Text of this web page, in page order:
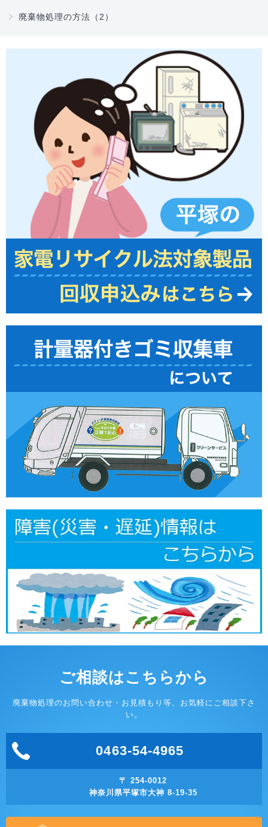
廃棄物処理の方法（2）
ご相談はこちらから
廃棄物処理のお問い合わせ・お見積もり等、お気軽にご相談下さ
い。
0463-54-4965
〒 254-0012
神奈川県平塚市大神 8-19-35